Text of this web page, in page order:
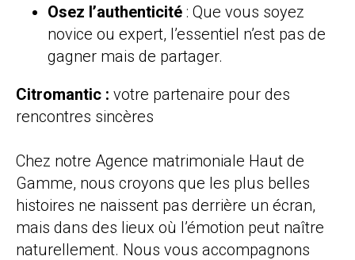
Osez l’authenticité : Que vous soyez
novice ou expert, l’essentiel n’est pas de
gagner mais de partager.
Citromantic : votre partenaire pour des
rencontres sincères
Chez notre Agence matrimoniale Haut de
Gamme, nous croyons que les plus belles
histoires ne naissent pas derrière un écran,
mais dans des lieux où l’émotion peut naître
naturellement. Nous vous accompagnons